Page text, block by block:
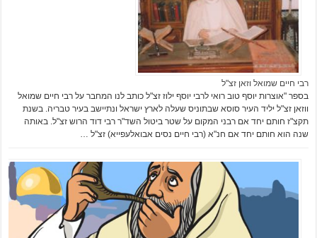
רבי חיים שמואל וזאן זצ"ל
בספר "אוצרות יוסף טוב רואי לרבי יוסף ילוז זצ"ל כותב לנו המחבר על רבי חיים שמואל
ווזאן זצ"ל יליד העיר סוסא שבתוניס שעלה לארץ ישראל ונתיישב בעיר טבריה. בשנת
תקצ"ז חותם יחד אם רבני המקום על שטר ביטול השד"ר רבי דוד הרוש זצ"ל. באותה
שנה הוא חותם יחד אם חנ"א (רבי חיים נסים אבואלעפייא) זצ"ל …